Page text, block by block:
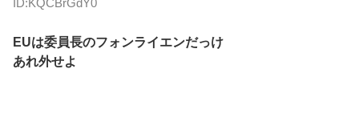
ID:KQCBrGdY0
EUは委員長のフォンライエンだっけ
あれ外せよ